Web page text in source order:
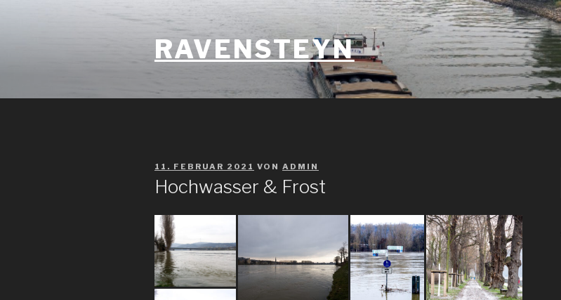
RAVENSTEYN
VERÖFFENTLICHT
AM
11. FEBRUAR 2021 VON ADMIN
Hochwasser & Frost